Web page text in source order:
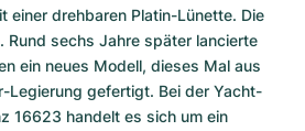
einer drehbaren Platin-Lünette. Die
Rund sechs Jahre später lancierte
ein neues Modell, dieses Mal aus
Legierung gefertigt. Bei der Yacht-
16623 handelt es sich um ein